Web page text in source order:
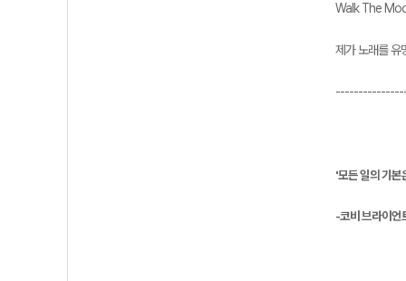
Walk The
제가 노래를 유
'모든 일의 기본
-코비 브라이언